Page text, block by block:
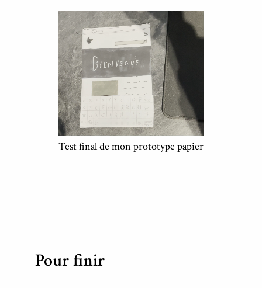
Test final de mon prototype papier
Pour finir